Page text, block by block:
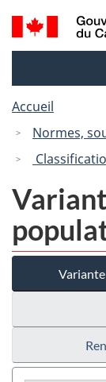
Recherche
et
Accueil
Normes,